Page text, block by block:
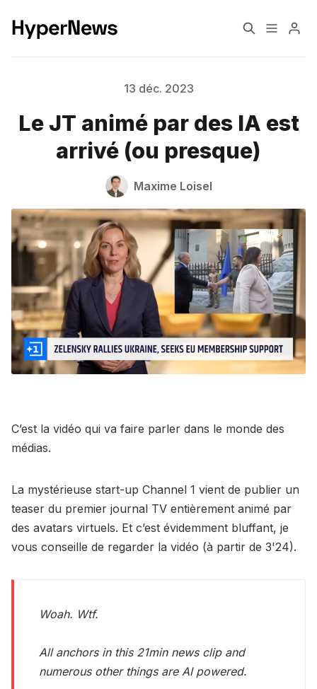
Engagement
Confiance Monétisation
Pourquoi HyperNews? A propos de moi
13 déc. 2023
Le JT animé par des IA est
arrivé (ou presque)
Maxime Loisel
C’est la vidéo qui va faire parler dans le monde des
médias.
La mystérieuse start-up Channel 1 vient de publier un
teaser du premier journal TV entièrement animé par
des avatars virtuels. Et c’est évidemment bluffant, je
vous conseille de regarder la vidéo (à partir de 3'24).
Woah. Wtf.
All anchors in this 21min news clip and
numerous other things are AI powered.